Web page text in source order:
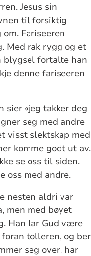
Jesus sin
til forsiktig
Fariseeren
Med rak rygg og et
blygsel fortalte han
denne fariseeren
sier «jeg takker deg
seg med andre
visst slektskap med
komme godt ut av.
se oss til siden.
oss med andre.
nesten aldri var
men med bøyet
Han lar Gud være
foran tolleren, og ber
seg over, har